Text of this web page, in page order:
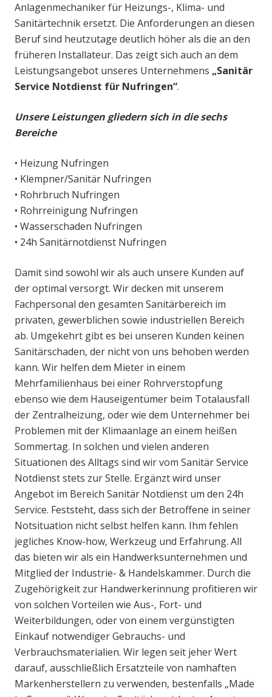
Anlagenmechaniker für Heizungs-, Klima- und
Sanitärtechnik ersetzt. Die Anforderungen an diesen
Beruf sind heutzutage deutlich höher als die an den
früheren Installateur. Das zeigt sich auch an dem
Leistungsangebot unseres Unternehmens „Sanitär
Service Notdienst für Nufringen“.
Unsere Leistungen gliedern sich in die sechs
Bereiche
• Heizung Nufringen
• Klempner/Sanitär Nufringen
• Rohrbruch Nufringen
• Rohrreinigung Nufringen
• Wasserschaden Nufringen
• 24h Sanitärnotdienst Nufringen
Damit sind sowohl wir als auch unsere Kunden auf
der optimal versorgt. Wir decken mit unserem
Fachpersonal den gesamten Sanitärbereich im
privaten, gewerblichen sowie industriellen Bereich
ab. Umgekehrt gibt es bei unseren Kunden keinen
Sanitärschaden, der nicht von uns behoben werden
kann. Wir helfen dem Mieter in einem
Mehrfamilienhaus bei einer Rohrverstopfung
ebenso wie dem Hauseigentümer beim Totalausfall
der Zentralheizung, oder wie dem Unternehmer bei
Problemen mit der Klimaanlage an einem heißen
Sommertag. In solchen und vielen anderen
Situationen des Alltags sind wir vom Sanitär Service
Notdienst stets zur Stelle. Ergänzt wird unser
Angebot im Bereich Sanitär Notdienst um den 24h
Service. Feststeht, dass sich der Betroffene in seiner
Notsituation nicht selbst helfen kann. Ihm fehlen
jegliches Know-how, Werkzeug und Erfahrung. All
das bieten wir als ein Handwerksunternehmen und
Mitglied der Industrie- & Handelskammer. Durch die
Zugehörigkeit zur Handwerkerinnung profitieren wir
von solchen Vorteilen wie Aus-, Fort- und
Weiterbildungen, oder von einem vergünstigten
Einkauf notwendiger Gebrauchs- und
Verbrauchsmaterialien. Wir legen seit jeher Wert
darauf, ausschließlich Ersatzteile von namhaften
Markenherstellern zu verwenden, bestenfalls „Made